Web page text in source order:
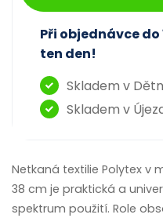
Při objednávce
ten den!
Skladem v
Skladem v
Netkaná textilie Polytex v
38 cm je praktická a
spektrum použití. Role